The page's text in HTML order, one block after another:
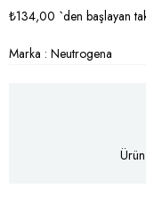
₺134,00 `den başlayan
Marka : Neutrogena
Ürün